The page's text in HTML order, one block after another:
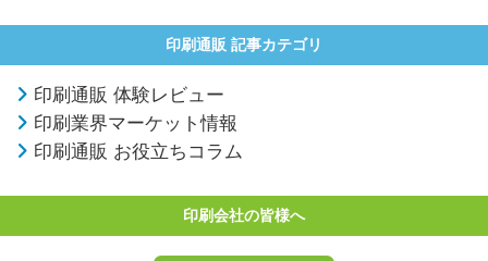
印刷通販 記事カテゴリ
印刷通販 体験レビュー
印刷業界マーケット情報
印刷通販 お役立ちコラム
印刷会社の皆様へ